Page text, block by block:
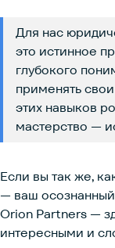
Для нас
это истинное
глубокого
применять
этих навыков
мастерство —
Если вы так же,
— ваш осознанный
Orion Partners —
интересными и